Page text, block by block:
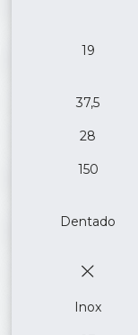
19
37,5
28
150
Dentado
Inox